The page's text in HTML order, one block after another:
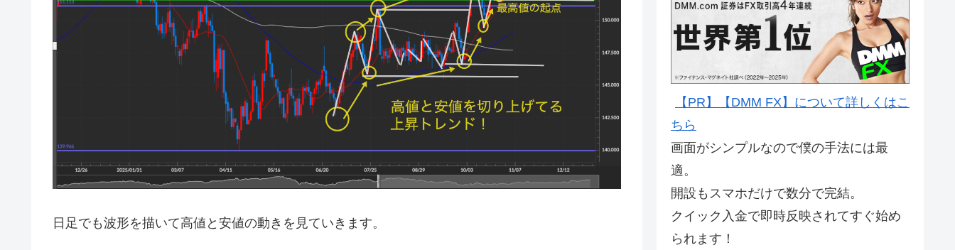
日足でも波形を描いて高値と安値の動きを見ていきます。
【PR】【DMM FX】について詳しくはこ
ちら
画面がシンプルなので僕の手法には最
適。
開設もスマホだけで数分で完結。
クイック入金で即時反映されてすぐ始め
られます！